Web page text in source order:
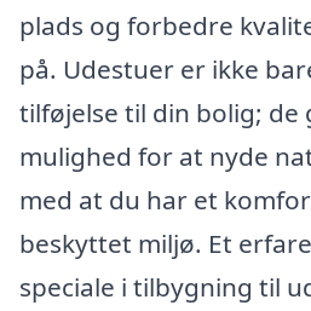
plads og forbedre
på. Udestuer er ikke
tilføjelse til din bolig; de
mulighed for at nyde
med at du har et
beskyttet miljø. Et
speciale i tilbygning til